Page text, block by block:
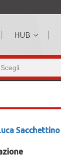
HUB
Sacchettino